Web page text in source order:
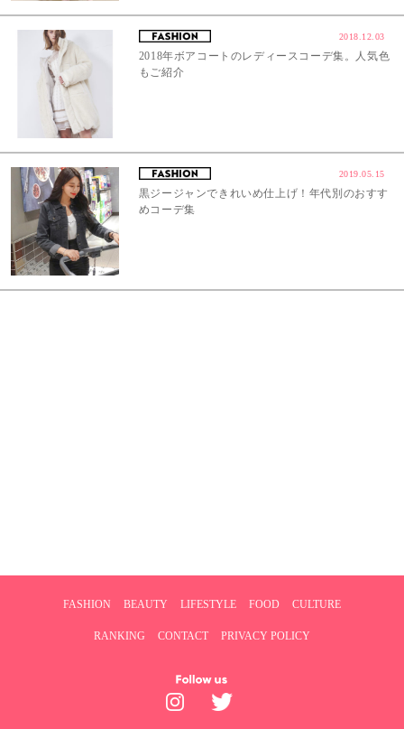
2018.12.03
2018年ボアコートのレディースコーデ集。人気色
もご紹介
2019.05.15
黒ジージャンできれいめ仕上げ！年代別のおすす
めコーデ集
FASHION BEAUTY LIFESTYLE FOOD CULTURE
RANKING CONTACT PRIVACY POLICY